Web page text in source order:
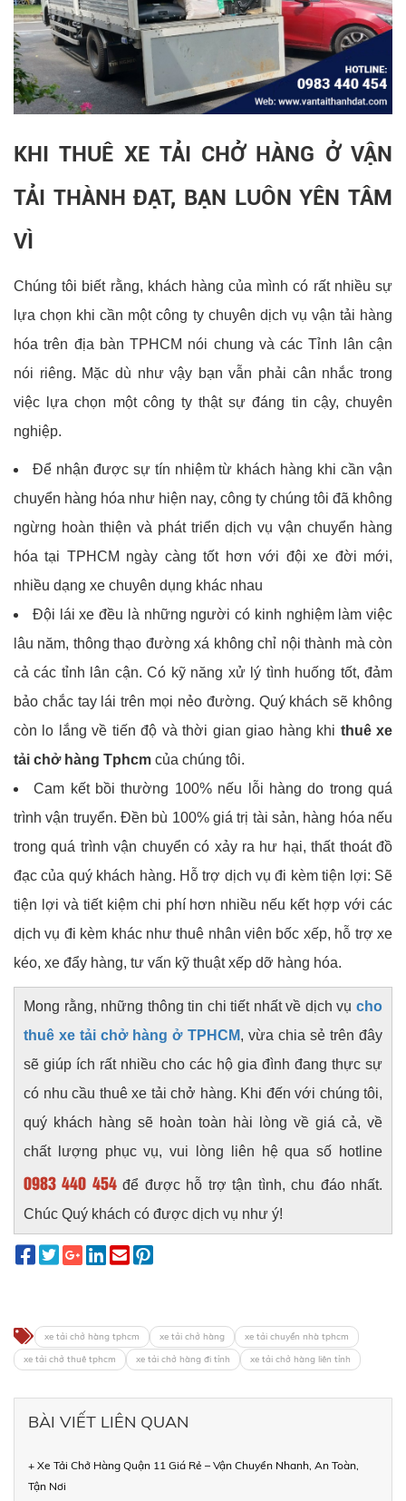
KHI THUÊ XE TẢI CHỞ HÀNG Ở VẬN
TẢI THÀNH ĐẠT, BẠN LUÔN YÊN TÂM
VÌ
Chúng tôi biết rằng, khách hàng của mình có rất nhiều sự
lựa chọn khi cần một công ty chuyên dịch vụ vận tải hàng
hóa trên địa bàn TPHCM nói chung và các Tỉnh lân cận
nói riêng. Mặc dù như vậy bạn vẫn phải cân nhắc trong
việc lựa chọn một công ty thật sự đáng tin cậy, chuyên
nghiệp.
Để nhận được sự tín nhiệm từ khách hàng khi cần vận
chuyển hàng hóa như hiện nay, công ty chúng tôi đã không
ngừng hoàn thiện và phát triển dịch vụ vận chuyển hàng
hóa tại TPHCM ngày càng tốt hơn với đội xe đời mới,
nhiều dạng xe chuyên dụng khác nhau
Đội lái xe đều là những người có kinh nghiệm làm việc
lâu năm, thông thạo đường xá không chỉ nội thành mà còn
cả các tỉnh lân cận. Có kỹ năng xử lý tình huống tốt, đảm
bảo chắc tay lái trên mọi nẻo đường. Quý khách sẽ không
còn lo lắng về tiến độ và thời gian giao hàng khi thuê xe
tải chở hàng Tphcm của chúng tôi.
Cam kết bồi thường 100% nếu lỗi hàng do trong quá
trình vận truyển. Đền bù 100% giá trị tài sản, hàng hóa nếu
trong quá trình vận chuyển có xảy ra hư hại, thất thoát đồ
đạc của quý khách hàng. Hỗ trợ dịch vụ đi kèm tiện lợi: Sẽ
tiện lợi và tiết kiệm chi phí hơn nhiều nếu kết hợp với các
dịch vụ đi kèm khác như thuê nhân viên bốc xếp, hỗ trợ xe
kéo, xe đẩy hàng, tư vấn kỹ thuật xếp dỡ hàng hóa.
Mong rằng, những thông tin chi tiết nhất về dịch vụ cho
thuê xe tải chở hàng ở TPHCM, vừa chia sẻ trên đây
sẽ giúp ích rất nhiều cho các hộ gia đình đang thực sự
có nhu cầu thuê xe tải chở hàng. Khi đến với chúng tôi,
quý khách hàng sẽ hoàn toàn hài lòng về giá cả, về
chất lượng phục vụ, vui lòng liên hệ qua số hotline
0983 440 454để được hỗ trợ tận tình, chu đáo nhất.
Chúc Quý khách có được dịch vụ như ý!
xe tải chở hàng tphcm xe tải chở hàng
xe tải chuyển nhà tphcm
xe tải chở thuê tphcm
xe tải chở hàng đi tỉnh xe tải chở hàng liên tỉnh
BÀI VIẾT LIÊN QUAN
+ Xe Tải Chở Hàng Quận 11 Giá Rẻ – Vận Chuyển Nhanh, An Toàn,
Tận Nơi